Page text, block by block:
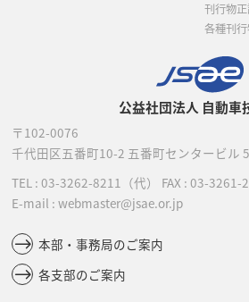
公益社団法人 自動車
〒102-0076
千代田区五番町10-2 五番町センタービル
TEL : 03-3262-8211 （代） FAX : 03-3261-
E-mail : webmaster@jsae.or.jp
本部・事務局のご案内
各支部のご案内
刊行物
各種刊